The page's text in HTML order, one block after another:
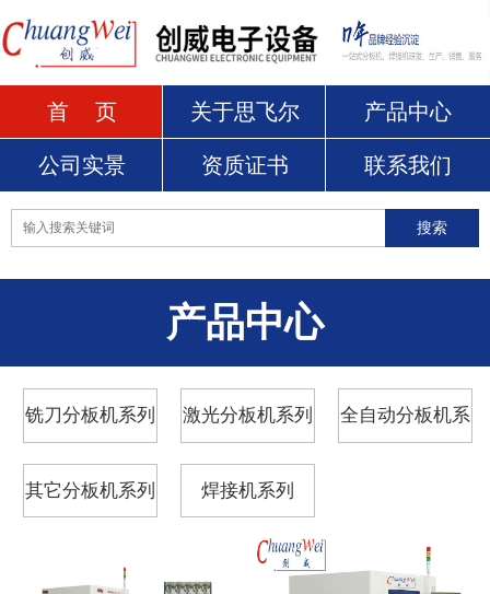
首 页 关于思飞尔 产品中心
公司实景 资质证书 联系我们
产品中心
铣刀分板机系列 激光分板机系列 全自动分板机系
其它分板机系列
焊接机系列